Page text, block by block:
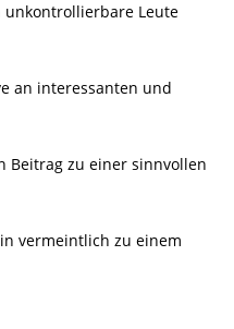
Leute
an interessanten und
Beitrag zu einer sinnvollen
vermeintlich zu einem